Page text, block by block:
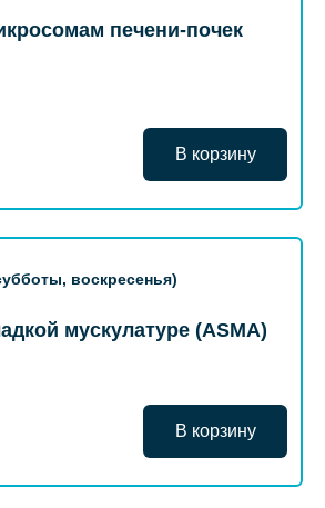
печени-почек
В корзину
воскресенья)
мускулатуре (ASMA)
В корзину